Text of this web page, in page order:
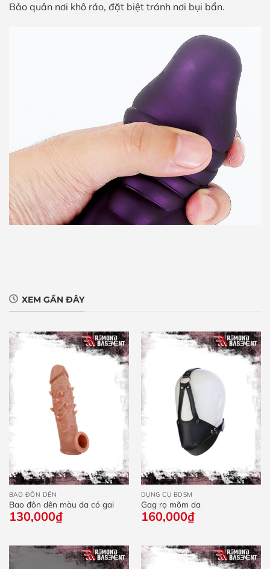
Bảo quản nơi khô ráo, đặt biệt tránh nơi bụi bẩn.
XEM GẦN ĐÂY
BAO ĐÔN DÊN
Bao đôn dên màu da có gai
130,000₫
DỤNG CỤ BDSM
Gag rọ mõm da
160,000₫